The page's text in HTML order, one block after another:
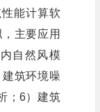
能计算软
主要应用
自然风模
筑环境噪
；6）建筑